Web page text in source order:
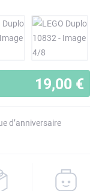
19,00 €
d’anniversaire